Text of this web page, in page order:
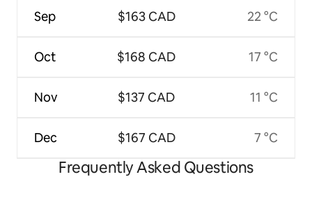
Sep
Oct
Nov
Dec
$163 CAD
$168 CAD
$137 CAD
$167 CAD
22 °C
17 °C
11 °C
7 °C
Frequently Asked Questions